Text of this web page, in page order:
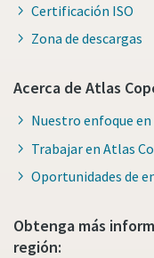
Certificación ISO
Zona de descargas
Acerca de Atlas
Nuestro enfoque
Trabajar en Atlas
Oportunidades de
Obtenga más
región: